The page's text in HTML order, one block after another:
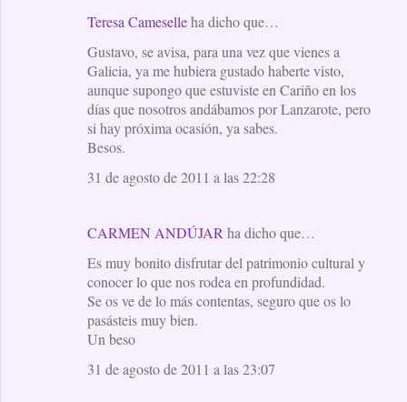
Teresa Cameselleha dicho que…
Gustavo, se avisa, para una vez que vienes a
Galicia, ya me hubiera gustado haberte visto,
aunque supongo que estuviste en Cariño en los
días que nosotros andábamos por Lanzarote, pero
si hay próxima ocasión, ya sabes.
Besos.
31 de agosto de 2011 a las 22:28
CARMEN ANDÚJAR ha dicho que…
Es muy bonito disfrutar del patrimonio cultural y
conocer lo que nos rodea en profundidad.
Se os ve de lo más contentas, seguro que os lo
pasásteis muy bien.
Un beso
31 de agosto de 2011 a las 23:07